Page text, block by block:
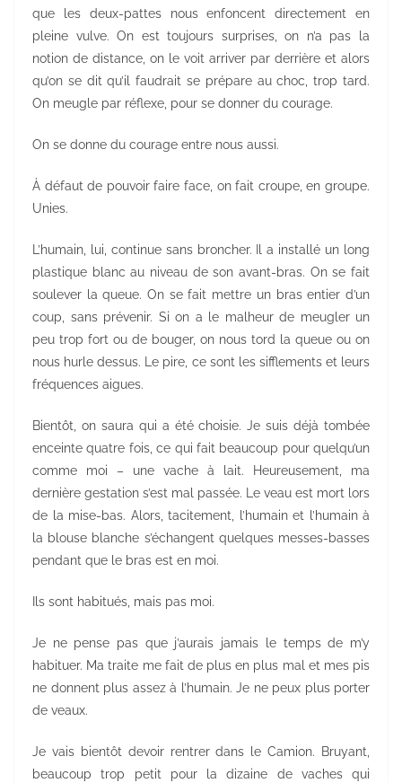
que les deux-pattes nous enfoncent directement en
pleine vulve. On est toujours surprises, on n’a pas la
notion de distance, on le voit arriver par derrière et alors
qu’on se dit qu’il faudrait se prépare au choc, trop tard.
On meugle par réflexe, pour se donner du courage.
On se donne du courage entre nous aussi.
À défaut de pouvoir faire face, on fait croupe, en groupe.
Unies.
L’humain, lui, continue sans broncher. Il a installé un long
plastique blanc au niveau de son avant-bras. On se fait
soulever la queue. On se fait mettre un bras entier d’un
coup, sans prévenir. Si on a le malheur de meugler un
peu trop fort ou de bouger, on nous tord la queue ou on
nous hurle dessus. Le pire, ce sont les sifflements et leurs
fréquences aigues.
Bientôt, on saura qui a été choisie. Je suis déjà tombée
enceinte quatre fois, ce qui fait beaucoup pour quelqu’un
comme moi – une vache à lait. Heureusement, ma
dernière gestation s’est mal passée. Le veau est mort lors
de la mise-bas. Alors, tacitement, l’humain et l’humain à
la blouse blanche s’échangent quelques messes-basses
pendant que le bras est en moi.
Ils sont habitués, mais pas moi.
Je ne pense pas que j’aurais jamais le temps de m’y
habituer. Ma traite me fait de plus en plus mal et mes pis
ne donnent plus assez à l’humain. Je ne peux plus porter
de veaux.
Je vais bientôt devoir rentrer dans le Camion. Bruyant,
beaucoup trop petit pour la dizaine de vaches qui